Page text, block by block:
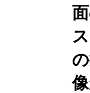
本
て
う
デ